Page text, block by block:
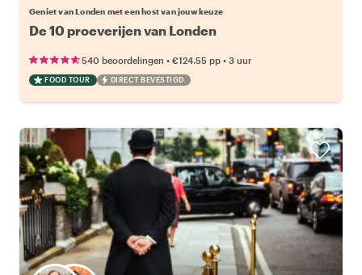
Geniet van Londen met een host van jouw keuze
De 10 proeverijen van Londen
540 beoordelingen • €124.55 pp • 3 uur
FOOD TOUR DIRECT BEVESTIGD